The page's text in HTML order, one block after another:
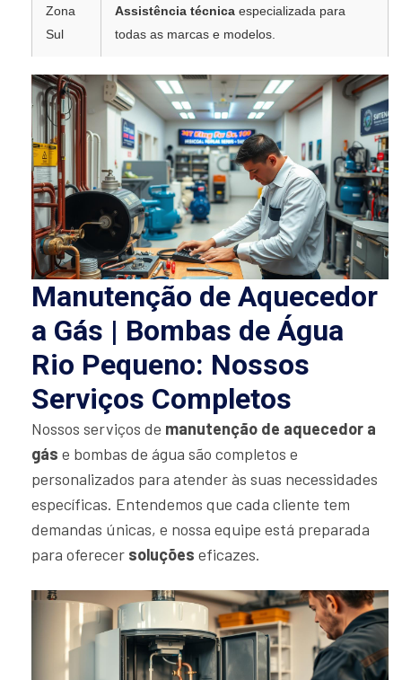
Zona
Sul
Assistência técnica especializada para
todas as marcas e modelos.
Manutenção de Aquecedor
a Gás | Bombas de Água
Rio Pequeno: Nossos
Serviços Completos
Nossos serviços de manutenção de aquecedor a
gás e bombas de água são completos e
personalizados para atender às suas necessidades
específicas. Entendemos que cada cliente tem
demandas únicas, e nossa equipe está preparada
para oferecer soluções eficazes.